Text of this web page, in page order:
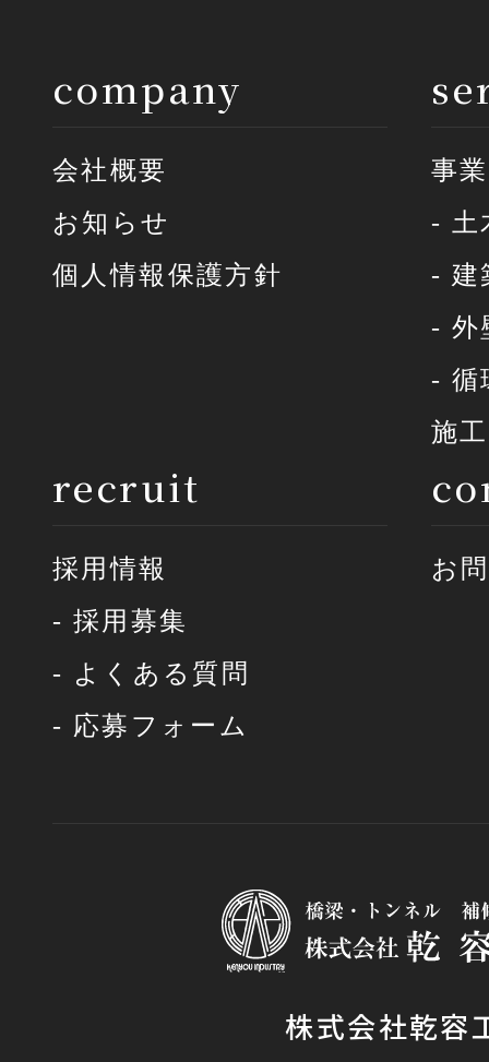
company
会社概要
お知らせ
個人情報保護方針
事
- 土
- 建
- 外
- 循
施
recruit
採用情報
- 採用募集
- よくある質問
- 応募フォーム
お
株式会社乾容